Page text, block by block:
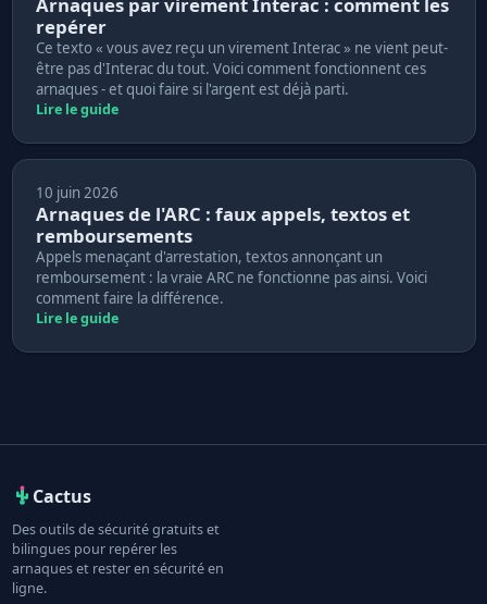
repérer
Ce texto « vous avez reçu un virement Interac » ne vient peut-
être pas d'Interac du tout. Voici comment fonctionnent ces
arnaques - et quoi faire si l'argent est déjà parti.
Lire le guide
10 juin 2026
Arnaques de l'ARC : faux appels, textos et
remboursements
Appels menaçant d'arrestation, textos annonçant un
remboursement : la vraie ARC ne fonctionne pas ainsi. Voici
comment faire la différence.
Lire le guide
Cactus
Des outils de sécurité gratuits et
bilingues pour repérer les
arnaques et rester en sécurité en
ligne.